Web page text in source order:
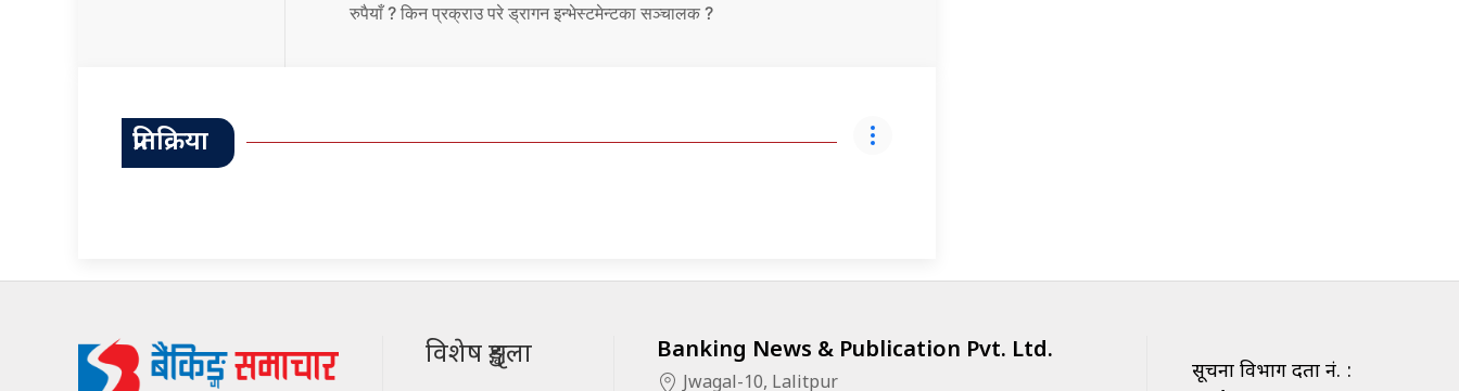
रुपैयाँ ? किन प्रक्राउ परे ड्रागन इन्भेस्टमेन्टका सञ्चालक ?
प्रतिक्रिया
विशेष शृङ्खला Banking News & Publication Pvt. Ltd.
Jwagal-10, Lalitpur
सूचना विभाग दर्ता नं. :